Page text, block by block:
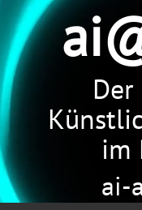
im
ai-